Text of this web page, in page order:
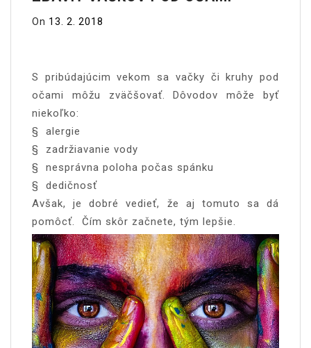
On 13. 2. 2018
S pribúdajúcim vekom sa vačky či kruhy pod
očami môžu zväčšovať. Dôvodov môže byť
niekoľko:
§ alergie
§ zadržiavanie vody
§ nesprávna poloha počas spánku
§ dedičnosť
Avšak, je dobré vedieť, že aj tomuto sa dá
pomôcť. Čím skôr začnete, tým lepšie.